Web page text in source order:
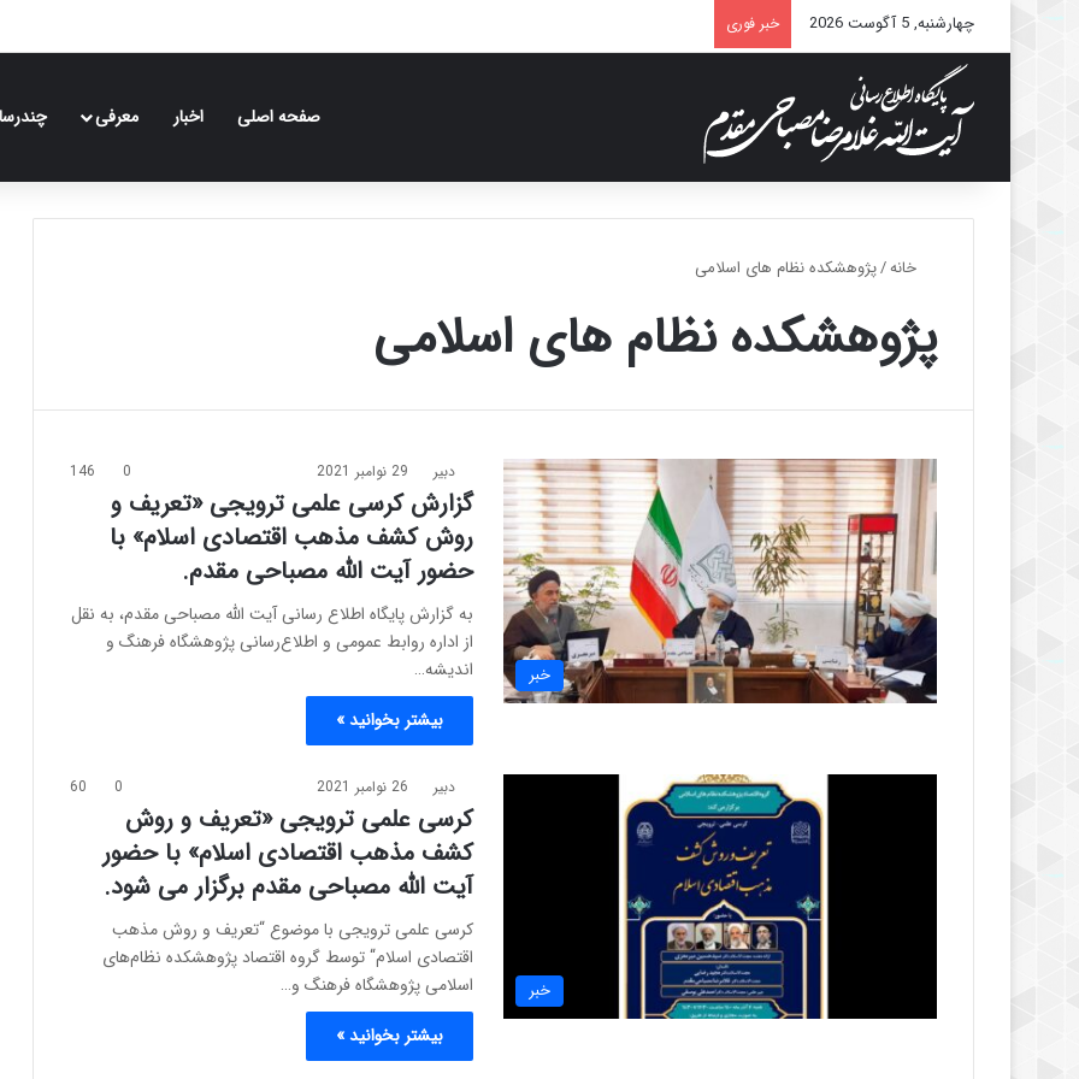
چهارشنبه, 5 آگوست 2026 خبر فوری
صفحه اصلی اخبار معرفی
خانه/پژوهشکده نظام های اسلامی
پژوهشکده نظام های اسلامی
خبر
دبیر 29 نوامبر 2021 0
146
گزارش کرسی علمی ترویجی «تعریف و
روش کشف مذهب اقتصادی اسلام» با
حضور آیت الله مصباحی مقدم.
به گزارش پایگاه اطلاع رسانی آیت الله مصباحی مقدم، به نقل
از اداره روابط عمومی و اطلاع‌رسانی پژوهشگاه فرهنگ و
اندیشه…
بیشتر بخوانید »
خبر
دبیر 26 نوامبر 2021 0
60
کرسی علمی ترویجی «تعریف و روش
کشف مذهب اقتصادی اسلام» با حضور
آیت الله مصباحی مقدم برگزار می شود.
کرسی علمی ترویجی با موضوع “تعریف و روش مذهب
اقتصادی اسلام“ توسط گروه اقتصاد پژوهشکده نظام‌های
اسلامی پژوهشگاه فرهنگ و…
بیشتر بخوانید »